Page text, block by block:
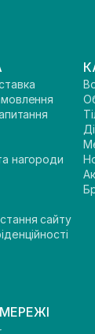
нагороди
сайту